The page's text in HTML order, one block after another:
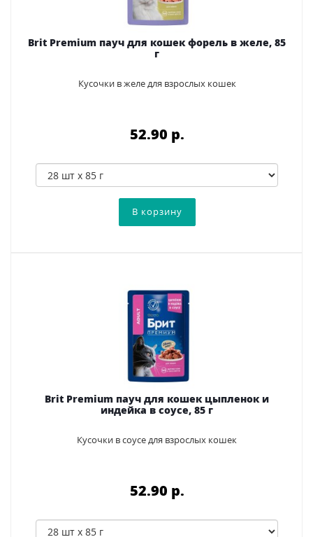
Brit Premium пауч для кошек форель в желе, 85
г
Кусочки в желе для взрослых кошек
52.90 p.
Brit Premium пауч для кошек цыпленок и
индейка в соусе, 85 г
Кусочки в соусе для взрослых кошек
52.90 p.